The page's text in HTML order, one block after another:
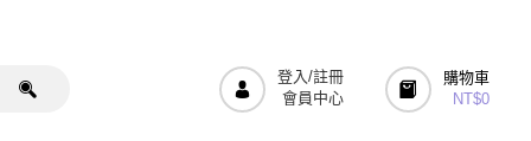
登入/註冊
會員中心
購物車
NT$0